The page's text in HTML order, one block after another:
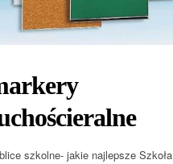
szkolne- jakie najlepsze Szkoła